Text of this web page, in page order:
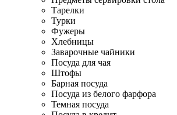
Тарелки
Турки
Фужеры
Хлебницы
Заварочные чайники
Посуда для чая
Штофы
Барная посуда
Посуда из белого фарфора
Темная посуда